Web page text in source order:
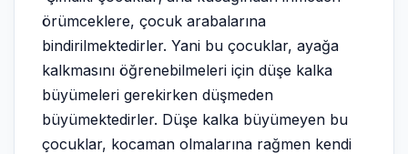
örümceklere, çocuk arabalarına
bindirilmektedirler. Yani bu çocuklar, ayağa
kalkmasını öğrenebilmeleri için düşe kalka
büyümeleri gerekirken düşmeden
büyümektedirler. Düşe kalka büyümeyen bu
çocuklar, kocaman olmalarına rağmen kendi